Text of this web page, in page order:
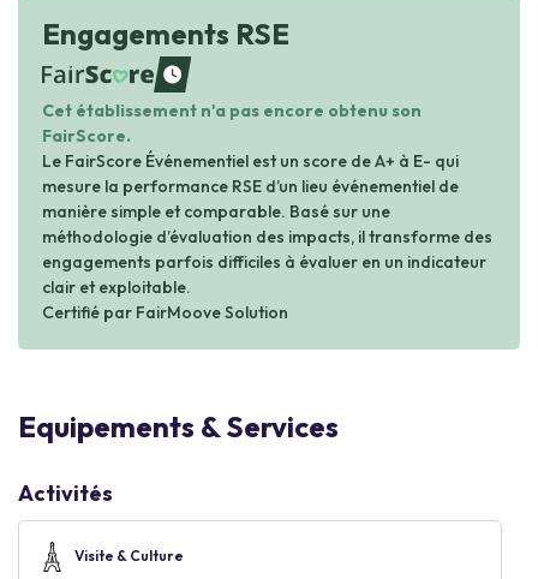
Engagements RSE
waiting
Cet établissement n'a pas encore obtenu son
FairScore.
Le FairScore Événementiel est un score de A+ à E- qui
mesure la performance RSE d’un lieu événementiel de
manière simple et comparable. Basé sur une
méthodologie d’évaluation des impacts, il transforme des
engagements parfois difficiles à évaluer en un indicateur
clair et exploitable.
Certifié par FairMoove Solution
Equipements & Services
Activités
Visite & Culture